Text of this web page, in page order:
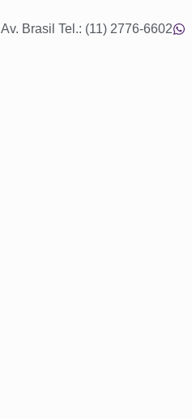
Av. Brasil Tel.: (11) 2776-6602